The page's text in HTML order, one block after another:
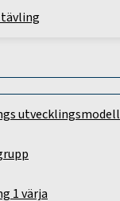
utvecklingsmodell
1 värja